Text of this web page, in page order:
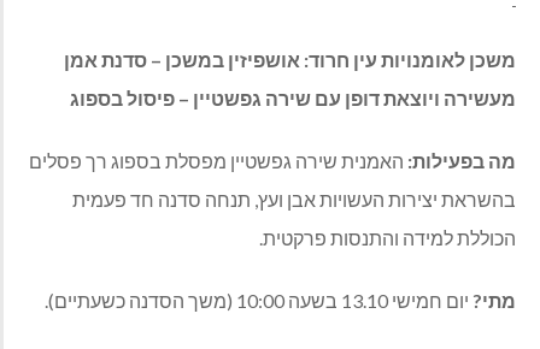
משכן לאומנויות עין חרוד: אושפיזין במשכן – סדנת אמן
מעשירה ויוצאת דופן עם שירה גפשטיין – פיסול בספוג
מה בפעילות:האמנית שירה גפשטיין מפסלת בספוג רך פסלים
בהשראת יצירות העשויות אבן ועץ, תנחה סדנה חד פעמית
הכוללת למידה והתנסות פרקטית.
מתי?יום חמישי 13.10 בשעה 10:00 (משך הסדנה כשעתיים).